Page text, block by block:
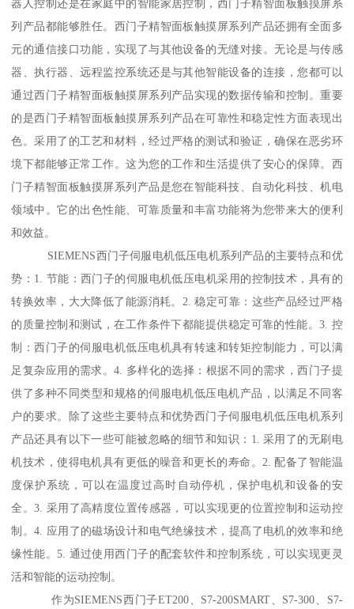
器人控制还是在家庭中的智能家居控制，西门子精智面板触摸屏系
列产品都能够胜任。西门子精智面板触摸屏系列产品还拥有全面多
元的通信接口功能，实现了与其他设备的无缝对接。无论是与传感
器、执行器、远程监控系统还是与其他智能设备的连接，您都可以
通过西门子精智面板触摸屏系列产品实现的数据传输和控制。重要
的是西门子精智面板触摸屏系列产品在可靠性和稳定性方面表现出
色。采用了的工艺和材料，经过严格的测试和验证，确保在恶劣环
境下都能够正常工作。这为您的工作和生活提供了安心的保障。西
门子精智面板触摸屏系列产品是您在智能科技、自动化科技、机电
领域中。它的出色性能、可靠质量和丰富功能将为您带来大的便利
和效益。
SIEMENS西门子伺服电机低压电机系列产品的主要特点和优
势：1. 节能：西门子的伺服电机低压电机采用的控制技术，具有的
转换效率，大大降低了能源消耗。2. 稳定可靠：这些产品经过严格
的质量控制和测试，在工作条件下都能提供稳定可靠的性能。3. 控
制：西门子的伺服电机低压电机具有转速和转矩控制能力，可以满
足复杂应用的需求。4. 多样化的选择：根据不同的需求，西门子提
供了多种不同类型和规格的伺服电机低压电机产品，以满足不同客
户的要求。除了这些主要特点和优势西门子伺服电机低压电机系列
产品还具有以下一些可能被忽略的细节和知识：1. 采用了的无刷电
机技术，使得电机具有更低的噪音和更长的寿命。2. 配备了智能温
度保护系统，可以在温度过高时自动停机，保护电机和设备的安
全。3. 采用了高精度位置传感器，可以实现更的位置控制和运动控
制。4. 应用了的磁场设计和电气绝缘技术，提髙了电机的效率和绝
缘性能。5. 通过使用西门子的配套软件和控制系统，可以实现更灵
活和智能的运动控制。
作为SIEMENS西门子ET200、S7-200SMART、S7-300、S7-